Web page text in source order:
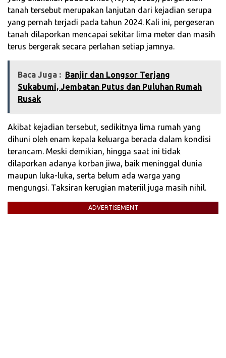
tanah tersebut merupakan lanjutan dari kejadian serupa
yang pernah terjadi pada tahun 2024. Kali ini, pergeseran
tanah dilaporkan mencapai sekitar lima meter dan masih
terus bergerak secara perlahan setiap jamnya.
Baca Juga : Banjir dan Longsor Terjang
Sukabumi, Jembatan Putus dan Puluhan Rumah
Rusak
Akibat kejadian tersebut, sedikitnya lima rumah yang
dihuni oleh enam kepala keluarga berada dalam kondisi
terancam. Meski demikian, hingga saat ini tidak
dilaporkan adanya korban jiwa, baik meninggal dunia
maupun luka-luka, serta belum ada warga yang
mengungsi. Taksiran kerugian materiil juga masih nihil.
ADVERTISEMENT